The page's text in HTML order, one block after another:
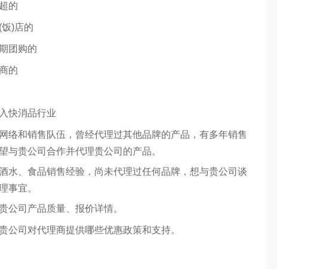
的
)店的
团购的
的
快消品行业
络和销售队伍，曾经代理过其他品牌的产品，有多年销售
与贵公司合作并代理贵公司的产品。
水、食品销售经验，尚未代理过任何品牌，想与贵公司谈
事宜。
公司产品质量、报价详情。
公司对代理商提供哪些优惠政策和支持。